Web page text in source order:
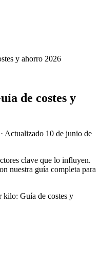
y ahorro 2026
de costes y
Actualizado 10 de junio de
clave que lo influyen.
nuestra guía completa para